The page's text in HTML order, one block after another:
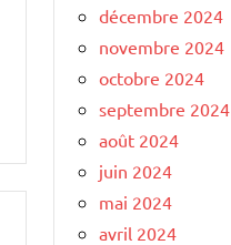
décembre 2024
novembre 2024
octobre 2024
septembre 2024
août 2024
juin 2024
mai 2024
avril 2024